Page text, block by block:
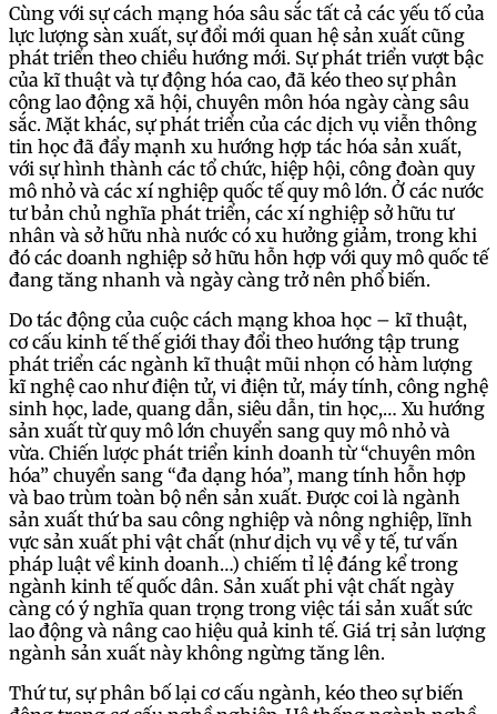
Cùng với sự cách mạng hóa sâu sắc tất cả các yếu tố của
lực lượng sàn xuất, sự đổi mới quan hệ sản xuất cũng
phát triển theo chiều hướng mới. Sự phát triển vượt bậc
của kĩ thuật và tự động hóa cao, đã kéo theo sự phân
công lao động xã hội, chuyên môn hóa ngày càng sâu
sắc. Mặt khác, sự phát triển của các dịch vụ viễn thông
tin học đã đẩy mạnh xu hướng hợp tác hóa sản xuất,
với sự hình thành các tổ chức, hiệp hội, công đoàn quy
mô nhỏ và các xí nghiệp quốc tế quy mô lớn. Ở các nước
tư bản chủ nghĩa phát triển, các xí nghiệp sở hữu tư
nhân và sở hữu nhà nước có xu hưởng giảm, trong khi
đó các doanh nghiệp sở hữu hỗn hợp với quy mô quốc tế
đang tăng nhanh và ngày càng trở nên phổ biến.
Do tác động của cuộc cách mạng khoa học – kĩ thuật,
cơ cấu kinh tế thế giới thay đổi theo hướng tập trung
phát triển các ngành kĩ thuật mũi nhọn có hàm lượng
kĩ nghệ cao như điện tử, vi điện tử, máy tính, công nghệ
sinh học, lade, quang dẫn, siêu dẫn, tin học,… Xu hướng
sản xuất từ quy mô lớn chuyển sang quy mô nhỏ và
vừa. Chiến lược phát triển kinh doanh từ “chuyên môn
hóa” chuyển sang “đa dạng hóa”, mang tính hỗn hợp
và bao trùm toàn bộ nền sản xuất. Được coi là ngành
sản xuất thứ ba sau công nghiệp và nông nghiệp, lĩnh
vực sản xuất phi vật chất (như dịch vụ về y tế, tư vấn
pháp luật về kinh doanh…) chiếm tỉ lệ đáng kể trong
ngành kinh tế quốc dân. Sản xuất phi vật chất ngày
càng có ý nghĩa quan trọng trong việc tái sản xuất sức
lao động và nâng cao hiệu quả kinh tế. Giá trị sản lượng
ngành sản xuất này không ngừng tăng lên.
Thứ tư, sự phân bố lại cơ cấu ngành, kéo theo sự biến